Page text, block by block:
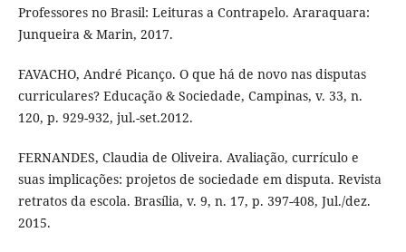
Professores no Brasil: Leituras a Contrapelo. Araraquara:
Junqueira & Marin, 2017.
FAVACHO, André Picanço. O que há de novo nas disputas
curriculares? Educação & Sociedade, Campinas, v. 33, n.
120, p. 929-932, jul.-set.2012.
FERNANDES, Claudia de Oliveira. Avaliação, currículo e
suas implicações: projetos de sociedade em disputa. Revista
retratos da escola. Brasília, v. 9, n. 17, p. 397-408, Jul./dez.
2015.